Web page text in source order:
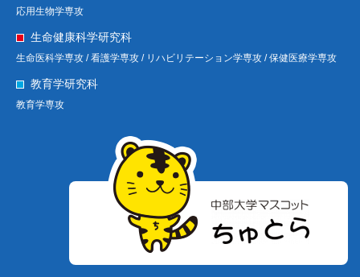
応用生物学専攻
生命健康科学研究科
生命医科学専攻 / 看護学専攻 / リハビリテーション学専攻 / 保健医療学専攻
教育学研究科
教育学専攻